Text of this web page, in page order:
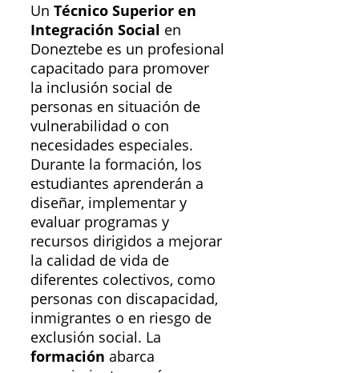
Un Técnico Superior en
Integración Social en
Doneztebe es un profesional
capacitado para promover
la inclusión social de
personas en situación de
vulnerabilidad o con
necesidades especiales.
Durante la formación, los
estudiantes aprenderán a
diseñar, implementar y
evaluar programas y
recursos dirigidos a mejorar
la calidad de vida de
diferentes colectivos, como
personas con discapacidad,
inmigrantes o en riesgo de
exclusión social. La
formación abarca